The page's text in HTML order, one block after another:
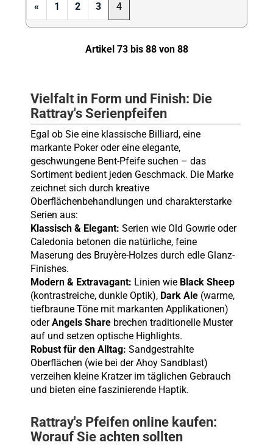
« 1 2 3 4
Artikel 73 bis 88 von 88
Vielfalt in Form und Finish: Die
Rattray's Serienpfeifen
Egal ob Sie eine klassische Billiard, eine
markante Poker oder eine elegante,
geschwungene Bent-Pfeife suchen – das
Sortiment bedient jeden Geschmack. Die Marke
zeichnet sich durch kreative
Oberflächenbehandlungen und charakterstarke
Serien aus:
Klassisch & Elegant: Serien wie Old Gowrie oder
Caledonia betonen die natürliche, feine
Maserung des Bruyère-Holzes durch edle Glanz-
Finishes.
Modern & Extravagant: Linien wie Black Sheep
(kontrastreiche, dunkle Optik), Dark Ale(warme,
tiefbraune Töne mit markanten Applikationen)
oderAngels Sharebrechen traditionelle Muster
auf und setzen optische Highlights.
Robust für den Alltag: Sandgestrahlte
Oberflächen (wie bei der Ahoy Sandblast)
verzeihen kleine Kratzer im täglichen Gebrauch
und bieten eine faszinierende Haptik.
Rattray's Pfeifen online kaufen:
Worauf Sie achten sollten